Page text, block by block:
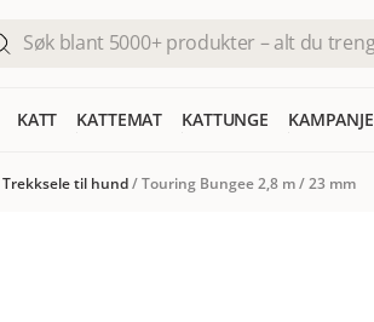
KATT KATTEMAT KATTUNGE KAMPANJE
Trekksele til hund/Touring Bungee 2,8 m / 23 mm ​